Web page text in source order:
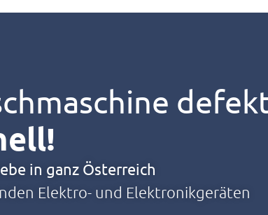
in ganz Österreich
Elektro- und Elektronikgeräten